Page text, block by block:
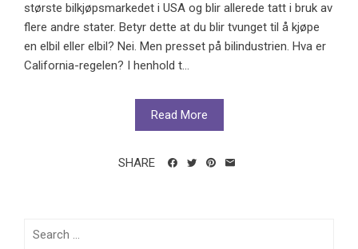
største bilkjøpsmarkedet i USA og blir allerede tatt i bruk av
flere andre stater. Betyr dette at du blir tvunget til å kjøpe
en elbil eller elbil? Nei. Men presset på bilindustrien. Hva er
California-regelen? I henhold t...
Read More
SHARE
Search